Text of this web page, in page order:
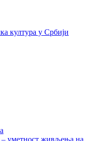
култура у Србији
– уметност живљења на